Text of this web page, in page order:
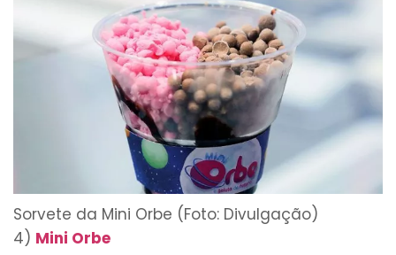
Sorvete da Mini Orbe (Foto: Divulgação)
4) Mini Orbe